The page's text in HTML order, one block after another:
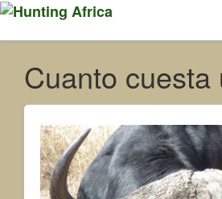
Cuanto cuesta